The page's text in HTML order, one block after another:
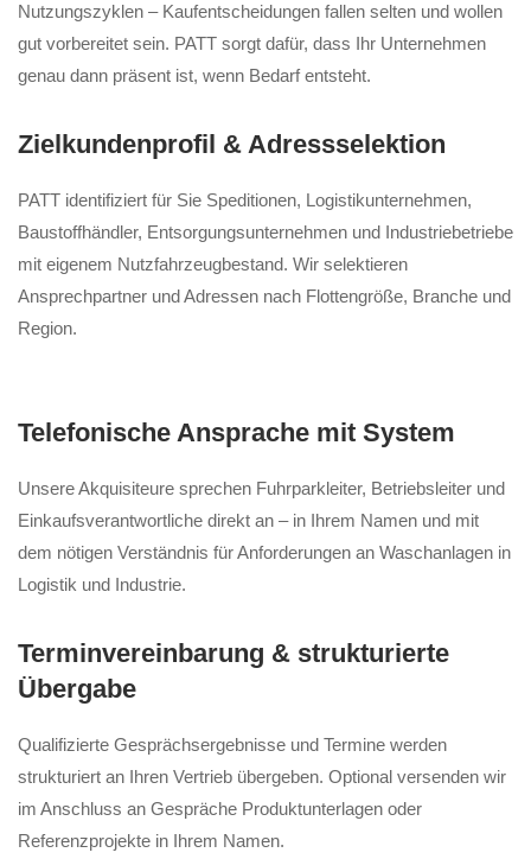
Nutzungszyklen – Kaufentscheidungen fallen selten und wollen
gut vorbereitet sein. PATT sorgt dafür, dass Ihr Unternehmen
genau dann präsent ist, wenn Bedarf entsteht.
Zielkundenprofil & Adressselektion
PATT identifiziert für Sie Speditionen, Logistikunternehmen,
Baustoffhändler, Entsorgungsunternehmen und Industriebetriebe
mit eigenem Nutzfahrzeugbestand. Wir selektieren
Ansprechpartner und Adressen nach Flottengröße, Branche und
Region.
Telefonische Ansprache mit System
Unsere Akquisiteure sprechen Fuhrparkleiter, Betriebsleiter und
Einkaufsverantwortliche direkt an – in Ihrem Namen und mit
dem nötigen Verständnis für Anforderungen an Waschanlagen in
Logistik und Industrie.
Terminvereinbarung & strukturierte
Übergabe
Qualifizierte Gesprächsergebnisse und Termine werden
strukturiert an Ihren Vertrieb übergeben. Optional versenden wir
im Anschluss an Gespräche Produktunterlagen oder
Referenzprojekte in Ihrem Namen.